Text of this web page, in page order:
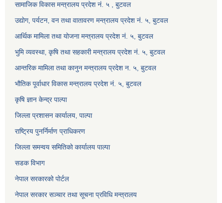
सामाजिक विकास मन्त्रालय प्रदेश नं. ५ , बुटवल
उद्याेग, पर्यटन, वन तथा वातावरण मन्त्रालय प्रदेश नं. ५, बुटवल
आर्थिक मामिला तथा योजना मन्त्रालय प्रदेश नं. ५, बुटवल
भुमि व्यवस्था, कृषि तथा सहकारी मन्त्रालय प्रदेश नं. ५, बुटवल
आन्तरिक मामिला तथा कानुन मन्त्रालय प्रदेश न. ५, बुटवल
भौतिक पूर्वाधार विकास मन्त्रालय प्रदेश नं. ५, बुटवल
कृषि ज्ञान केन्द्र पाल्पा
जिल्ला प्रशासन कार्यालय, पाल्पा
राष्ट्रिय पुनर्निर्माण प्राधिकरण
जिल्ला समन्वय समितिको कार्यालय पाल्पा
सडक विभाग
नेपाल सरकारको पोर्टल
नेपाल सरकार सञ्‍चार तथा सूचना प्रविधि मन्त्रालय